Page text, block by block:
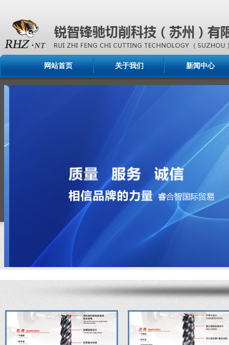
网站首页 关于我们 新闻中心